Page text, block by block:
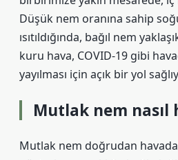
Düşük nem oranına sahip
ısıtıldığında, bağıl nem
kuru hava, COVID-19 gibi
yayılması için açık bir yol
Mutlak nem nasıl
Mutlak nem doğrudan